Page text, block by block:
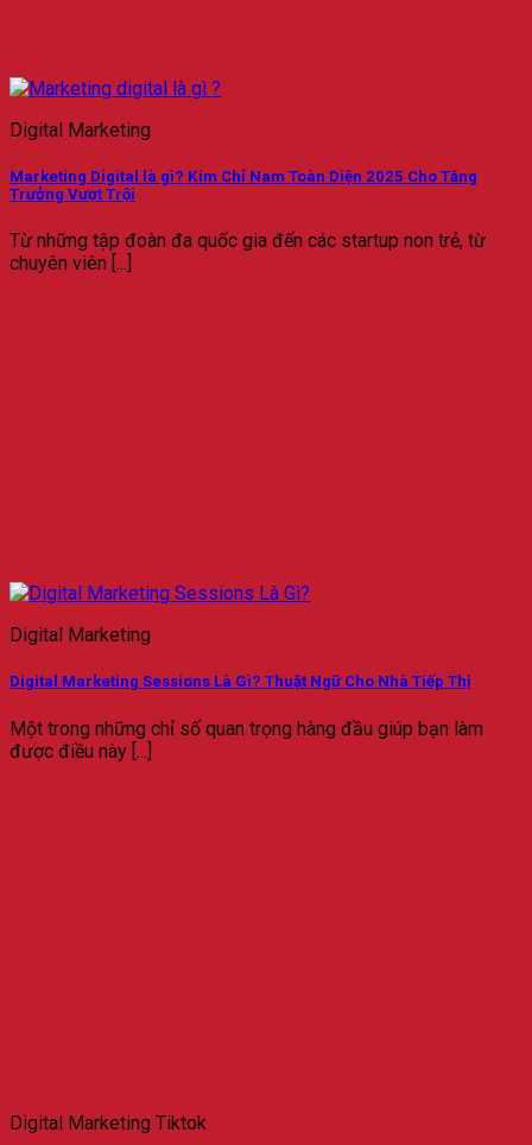
Digital Marketing
Marketing Digital là gì? Kim Chỉ Nam Toàn Diện 2025 Cho Tăng
Trưởng Vượt Trội
Từ những tập đoàn đa quốc gia đến các startup non trẻ, từ
chuyên viên [...]
Digital Marketing
Digital Marketing Sessions Là Gì? Thuật Ngữ Cho Nhà Tiếp Thị
Một trong những chỉ số quan trọng hàng đầu giúp bạn làm
được điều này [...]
Digital Marketing Tiktok